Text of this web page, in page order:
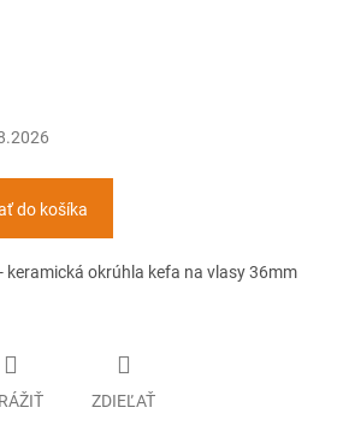
do košíka
keramická okrúhla kefa na vlasy 36mm
ZDIEĽAŤ